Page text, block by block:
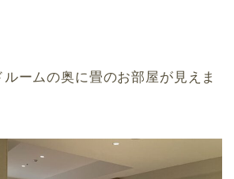
ームの奥に畳のお部屋が見えま